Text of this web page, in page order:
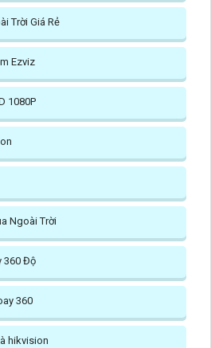
Trời Giá Rẻ
Ezviz
1080P
Ngoài Trời
360 Độ
360
hikvision